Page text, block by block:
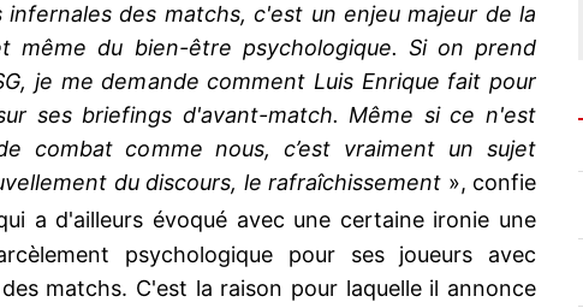
infernales des matchs, c'est un enjeu majeur de la
même du bien-être psychologique. Si on prend
je me demande comment Luis Enrique fait pour
ses briefings d'avant-match. Même si ce n'est
combat comme nous, c’est vraiment un sujet
du discours, le rafraîchissement », confie
a d'ailleurs évoqué avec une certaine ironie une
psychologique pour ses joueurs avec
matchs. C'est la raison pour laquelle il annonce